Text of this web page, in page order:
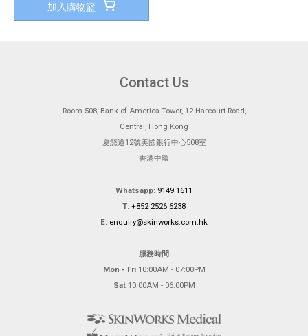
加入購物籃
Contact Us
Room 508, Bank of America Tower, 12 Harcourt Road,
Central, Hong Kong
夏慤道12號美國銀行中心508室
香港中環
Whatsapp: 9149 1611
T: +852 2526 6238
E: enquiry@skinworks.com.hk
服務時間
Mon - Fri10:00AM - 07:00PM
Sat10:00AM - 06:00PM